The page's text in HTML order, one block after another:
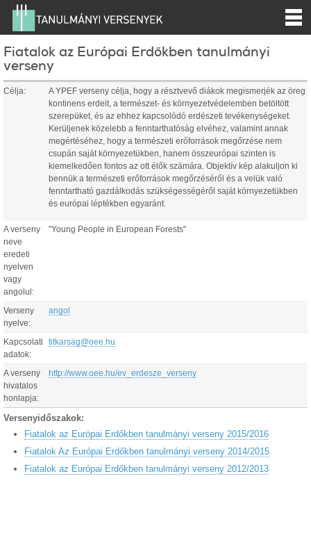
Fiatalok az Európai Erdőkben tanulmányi
verseny
Célja:
A YPEF verseny célja, hogy a résztvevő diákok megismerjék az öreg
kontinens erdeit, a természet- és környezetvédelemben betöltött
szerepüket, és az ehhez kapcsolódó erdészeti tevékenységeket.
Kerüljenek közelebb a fenntarthatóság elvéhez, valamint annak
megértéséhez, hogy a természeti erőforrások megőrzése nem
csupán saját környezetükben, hanem összeurópai szinten is
kiemelkedően fontos az ott élők számára. Objektív kép alakuljon ki
bennük a természeti erőforrások megőrzéséről és a velük való
fenntartható gazdálkodás szükségességéről saját környezetükben
és európai léptékben egyaránt.
A verseny
neve
eredeti
nyelven
vagy
angolul:
"Young People in European Forests"
Verseny
nyelve:
angol
Kapcsolati
adatok:
titkarsag@oee.hu
A verseny
hivatalos
honlapja:
http://www.oee.hu/ev_erdesze_verseny
Versenyidőszakok:
Fiatalok az Európai Erdőkben tanulmányi verseny 2015/2016
Fiatalok Az Európai Erdőkben tanulmányi verseny 2014/2015
Fiatalok az Európai Erdőkben tanulmányi verseny 2012/2013